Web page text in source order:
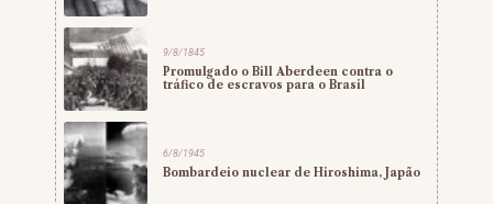
9/8/1845
Promulgado o Bill Aberdeen contra o
tráfico de escravos para o Brasil
6/8/1945
Bombardeio nuclear de Hiroshima, Japão